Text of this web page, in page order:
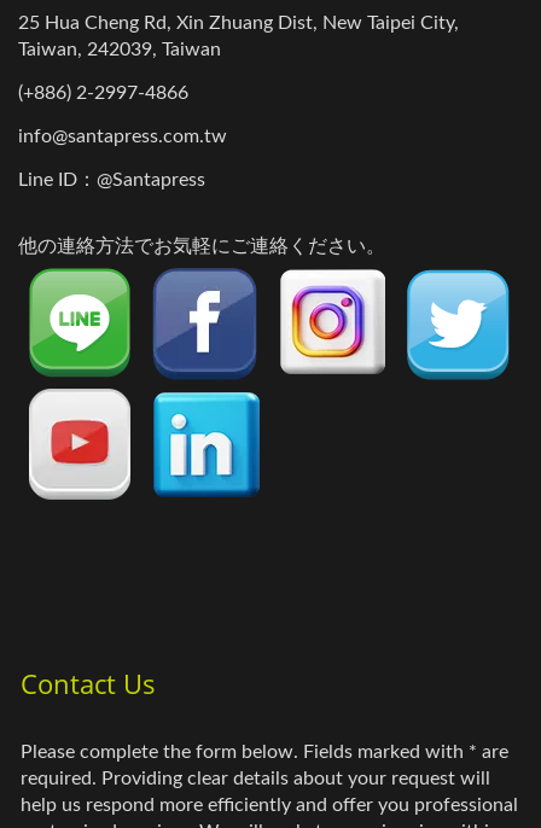
25 Hua Cheng Rd, Xin Zhuang Dist, New Taipei City,
Taiwan, 242039, Taiwan
(+886) 2-2997-4866
info@santapress.com.tw
Line ID：@Santapress
他の連絡方法でお気軽にご連絡ください。